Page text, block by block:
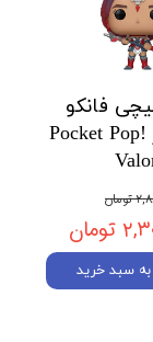
فانکو
پاپ ولور Pocket Pop!
به سبد خرید